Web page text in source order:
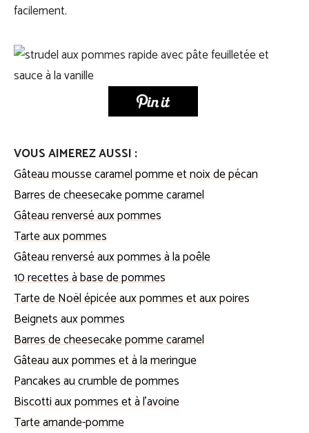
facilement.
VOUS AIMEREZ AUSSI :
Gâteau mousse caramel pomme et noix de pécan
Barres de cheesecake pomme caramel
Gâteau renversé aux pommes
Tarte aux pommes
Gâteau renversé aux pommes à la poêle
10 recettes à base de pommes
Tarte de Noël épicée aux pommes et aux poires
Beignets aux pommes
Barres de cheesecake pomme caramel
Gâteau aux pommes et à la meringue
Pancakes au crumble de pommes
Biscotti aux pommes et à l’avoine
Tarte amande-pomme